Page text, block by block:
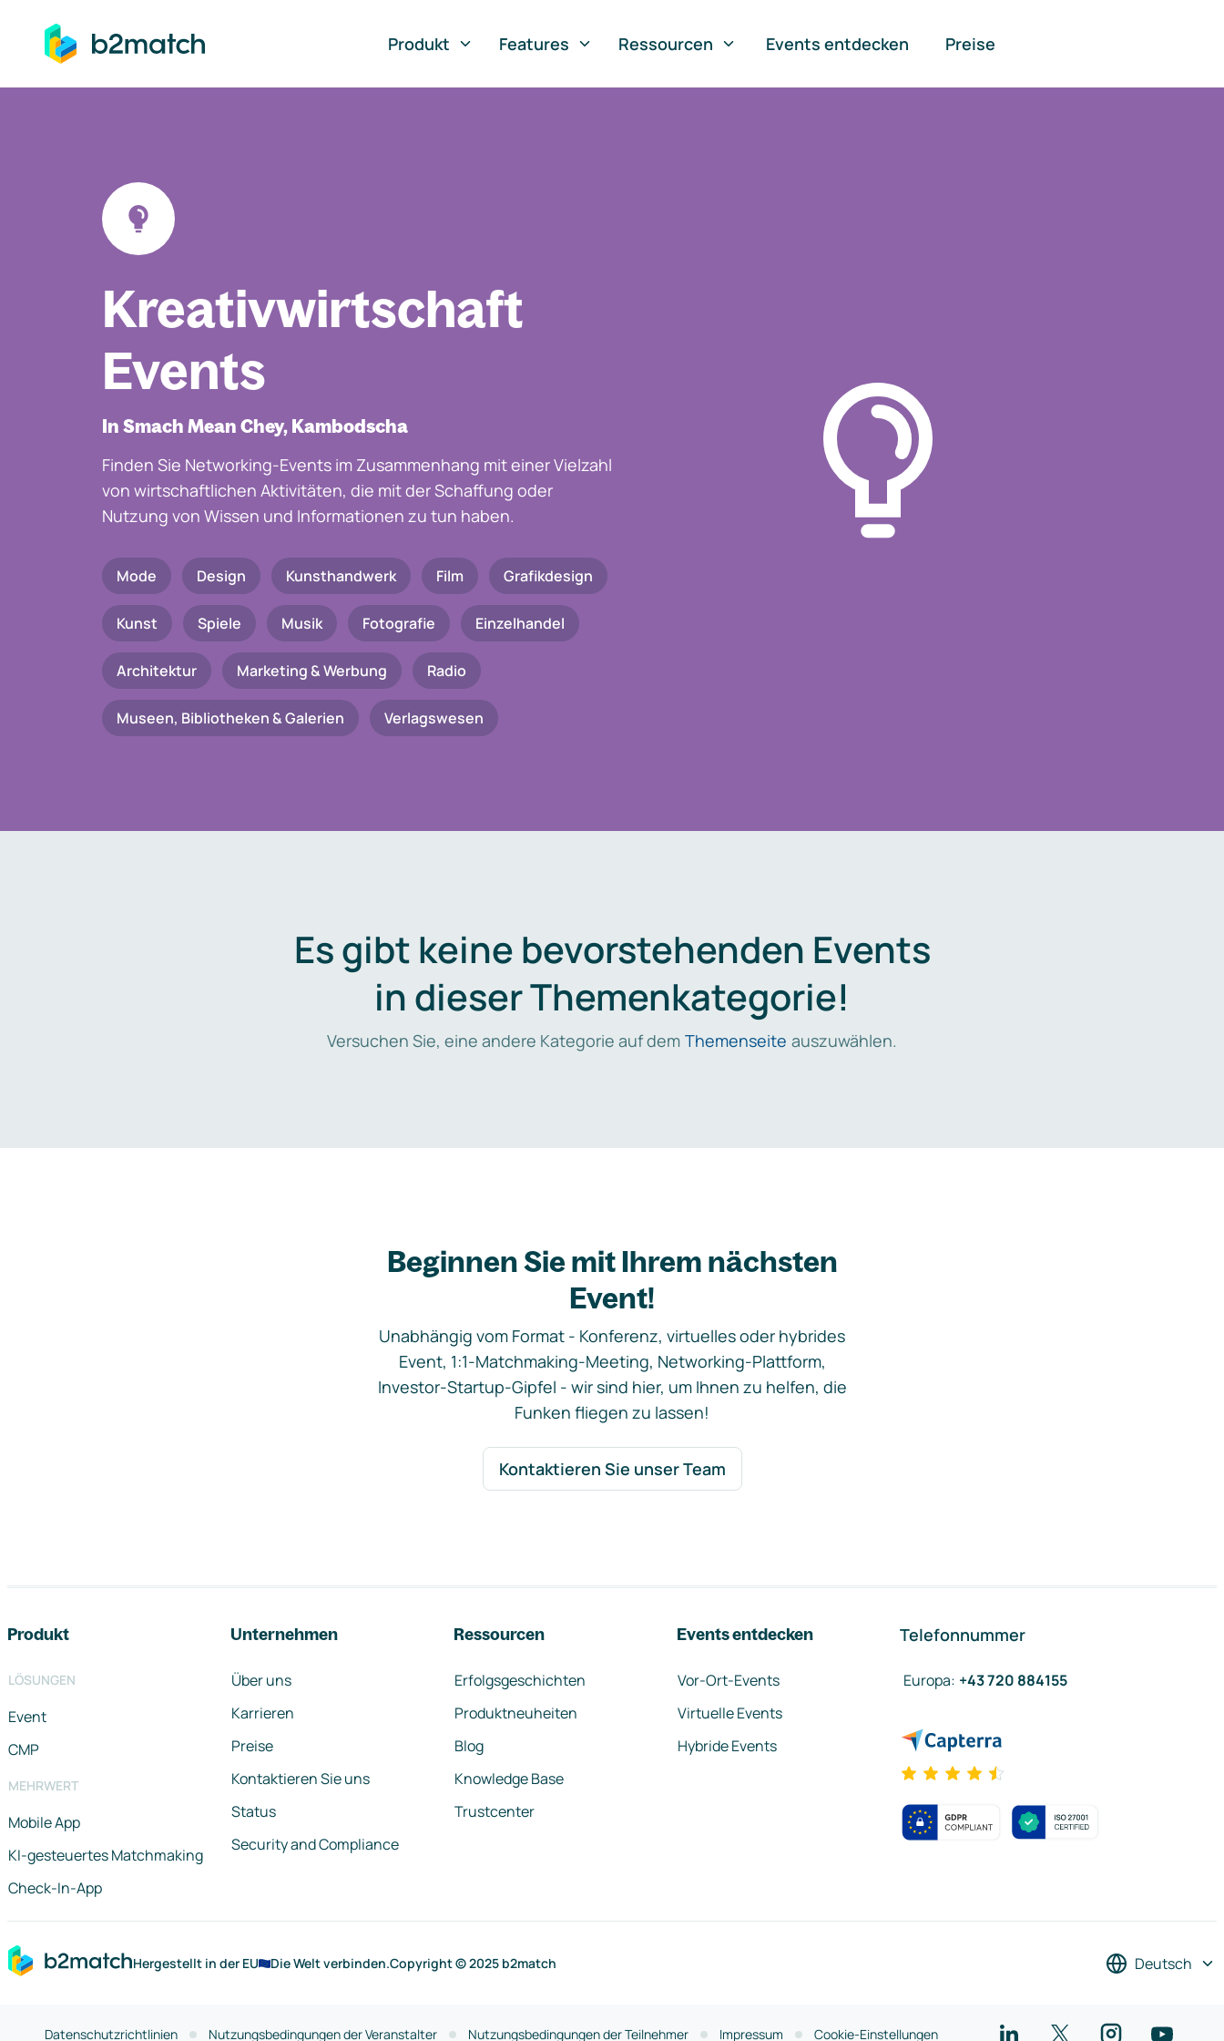
springen
Produkt
Features Ressourcen Events entdecken Preise
Kreativwirtschaft
Events
In Smach Mean Chey, Kambodscha
Finden Sie Networking-Events im Zusammenhang mit einer Vielzahl
von wirtschaftlichen Aktivitäten, die mit der Schaffung oder
Nutzung von Wissen und Informationen zu tun haben.
Mode Design Kunsthandwerk Film Grafikdesign
Kunst Spiele Musik Fotografie Einzelhandel
Architektur Marketing & Werbung Radio
Museen, Bibliotheken & Galerien Verlagswesen
Es gibt keine bevorstehenden Events
in dieser Themenkategorie!
Versuchen Sie, eine andere Kategorie auf dem Themenseite auszuwählen.
Beginnen Sie mit Ihrem nächsten
Event!
Unabhängig vom Format - Konferenz, virtuelles oder hybrides
Event, 1:1-Matchmaking-Meeting, Networking-Plattform,
Investor-Startup-Gipfel - wir sind hier, um Ihnen zu helfen, die
Funken fliegen zu lassen!
Kontaktieren Sie unser Team
Produkt
LÖSUNGEN
Event
CMP
MEHRWERT
Mobile App
KI-gesteuertes Matchmaking
Check-In-App
Unternehmen
Über uns
Karrieren
Preise
Kontaktieren Sie uns
Status
Security and Compliance
Ressourcen
Erfolgsgeschichten
Produktneuheiten
Blog
Knowledge Base
Trustcenter
Events entdecken
Vor-Ort-Events
Virtuelle Events
Hybride Events
Telefonnummer
Europa: +43 720 884155
Hergestellt in der EU Die Welt verbinden.Copyright © 2025 b2match Deutsch
Datenschutzrichtlinien Nutzungsbedingungen der Veranstalter Nutzungsbedingungen der Teilnehmer Impressum Cookie-Einstellungen